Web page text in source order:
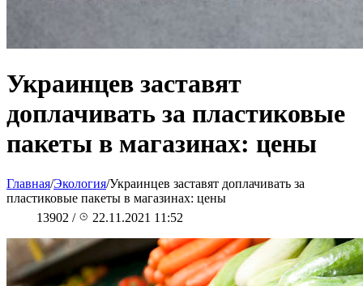
Украинцев заставят
доплачивать за пластиковые
пакеты в магазинах: цены
Главная/Экология/Украинцев заставят доплачивать за
пластиковые пакеты в магазинах: цены
13902 / 22.11.2021 11:52